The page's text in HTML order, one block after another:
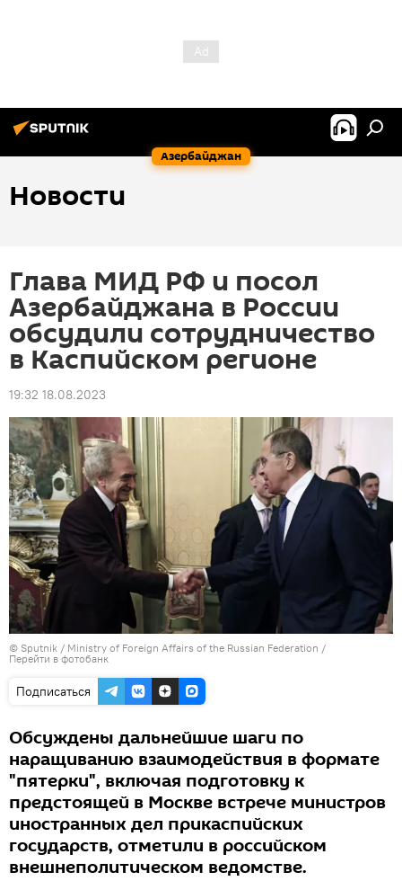
Азербайджан
Новости
Глава МИД РФ и посол
Азербайджана в России
обсудили сотрудничество
в Каспийском регионе
19:32 18.08.2023
© Sputnik / Ministry of Foreign Affairs of the Russian Federation /
Перейти в фотобанк
Подписаться
Обсуждены дальнейшие шаги по
наращиванию взаимодействия в формате
"пятерки", включая подготовку к
предстоящей в Москве встрече министров
иностранных дел прикаспийских
государств, отметили в российском
внешнеполитическом ведомстве.